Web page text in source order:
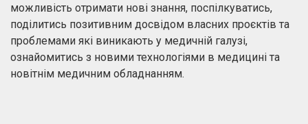
можливість отримати нові знання, поспілкуватись,
поділитись позитивним досвідом власних проєктів та
проблемами які виникають у медичній галузі,
ознайомитись з новими технологіями в медицині та
новітнім медичним обладнанням.